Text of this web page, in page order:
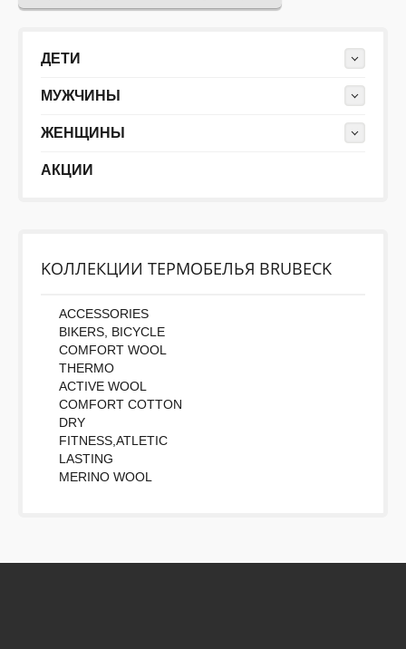
ДЕТИ
МУЖЧИНЫ
ЖЕНЩИНЫ
АКЦИИ
KОЛЛЕКЦИИ ТЕРМОБЕЛЬЯ BRUBECK
ACCESSORIES
BIKERS, BICYCLE
COMFORT WOOL
THERMO
ACTIVE WOOL
COMFORT COTTON
DRY
FITNESS,ATLETIC
LASTING
MERINO WOOL